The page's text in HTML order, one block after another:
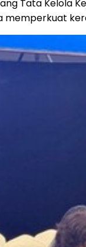
Tata Kelola